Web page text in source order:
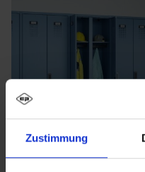
Zustimmung